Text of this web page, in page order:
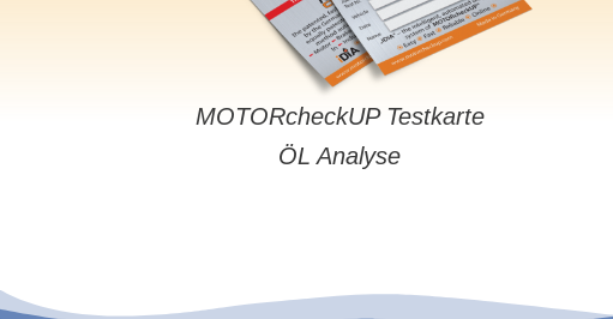
MOTORcheckUP Testkarte
ÖL Analyse